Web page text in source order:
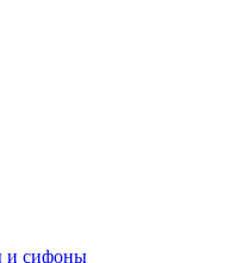
и сифоны